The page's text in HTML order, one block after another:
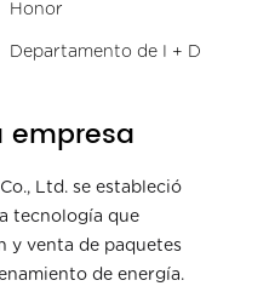
Honor
Departamento de I + D
empresa
Ltd. se estableció
tecnología que
y venta de paquetes
de energía.